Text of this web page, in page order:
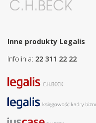
Inne produkty Legalis
Infolinia: 22 311 22 22